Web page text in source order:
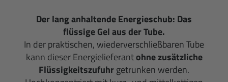
Der lang anhaltende Energieschub: Das
flüssige Gel aus der Tube.
In der praktischen, wiederverschließbaren Tube
kann dieser Energielieferantohne zusätzliche
Flüssigkeitszufuhrgetrunken werden.